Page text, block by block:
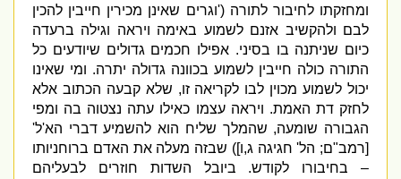
ומחזקתו לחיבור לתורה(' וגרים שאינן מכירין חייבין להכין
לבם ולהקשיב אזנם לשמוע באימה ויראה וגילה ברעדה
כיום שניתנה בו בסיני.אפילו חכמים גדולים שיודעים כל
התורה כולה חייבין לשמוע בכוונה גדולה יתרה.ומי שאינו
יכול לשמוע מכוין לבו לקריאה זו ,שלא קבעה הכתוב אלא
לחזק דת האמת.ויראה עצמו כאילו עתה נצטוה בה ומפי
הגבורה שומעה,שהמלך שליח הוא להשמיע דברי הא'ל'
רמב"ם;הל'חגיגה ג,
])שבזה מעלה את האדם ברוחניותו
– בחיבורו לקודש.ביובל השדות חוזרים לבעליהם